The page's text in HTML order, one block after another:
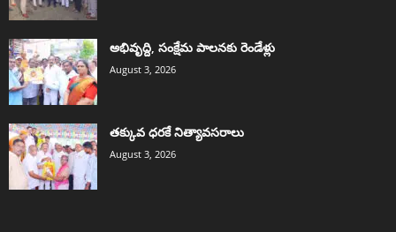
అభివృద్ది, సంక్షేమ పాలనకు రెండేళ్లు
August 3, 2026
తక్కువ ధరకే నిత్యావసరాలు
August 3, 2026